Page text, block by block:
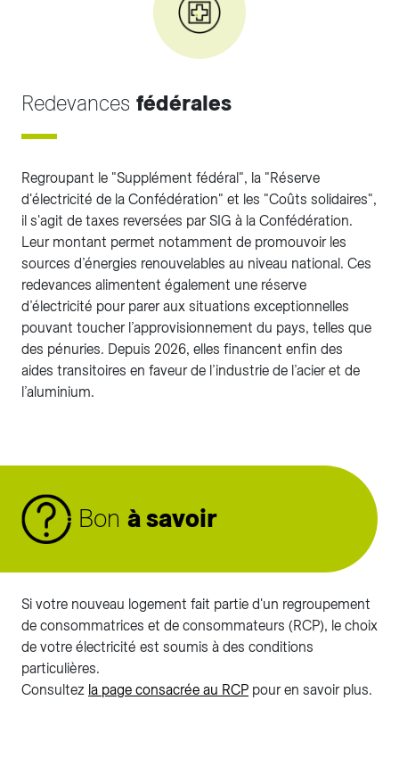
Redevances fédérales
Regroupant le "Supplément fédéral", la "Réserve
d'électricité de la Confédération" et les "Coûts solidaires",
il s'agit de taxes reversées par SIG à la Confédération.
Leur montant permet notamment de promouvoir les
sources d’énergies renouvelables au niveau national. Ces
redevances alimentent également une réserve
d’électricité pour parer aux situations exceptionnelles
pouvant toucher l’approvisionnement du pays, telles que
des pénuries. Depuis 2026, elles financent enfin des
aides transitoires en faveur de l’industrie de l’acier et de
l’aluminium.
Bon à savoir
Si votre nouveau logement fait partie d'un regroupement
de consommatrices et de consommateurs (RCP), le choix
de votre électricité est soumis à des conditions
particulières.
Consultez la page consacrée au RCP pour en savoir plus.